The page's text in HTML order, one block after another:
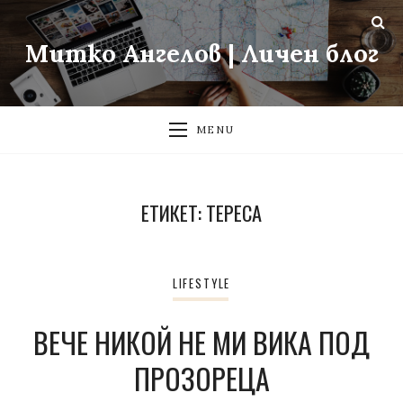
Митко Ангелов | Личен блог
MENU
ЕТИКЕТ:ТЕРЕСА
LIFESTYLE
ВЕЧЕ НИКОЙ НЕ МИ ВИКА ПОД
ПРОЗОРЕЦА